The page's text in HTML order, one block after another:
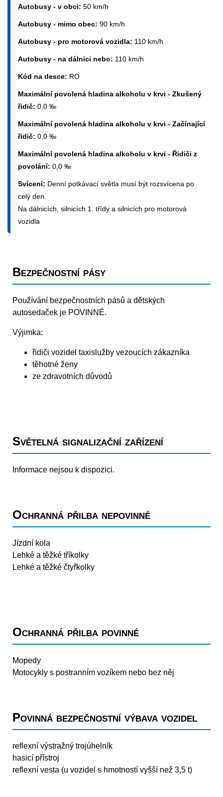
Autobusy - v obci: 50 km/h
Autobusy - mimo obec: 90 km/h
Autobusy - pro motorová vozidla: 110 km/h
Autobusy - na dálnici nebo: 110 km/h
Kód na desce: RO
Maximální povolená hladina alkoholu v krvi - Zkušený
řidič: 0,0 ‰
Maximální povolená hladina alkoholu v krvi - Začínající
řidič: 0,0 ‰
Maximální povolená hladina alkoholu v krvi - Řidiči z
povolání: 0,0 ‰
Svícení: Denní potkávací světla musí být rozsvícena po
celý den.
Na dálnicích, silnicích 1. třídy a silnicích pro motorová
vozidla
Bezpečnostní pásy
Používání bezpečnostních pásů a dětských
autosedaček je POVINNÉ.
Výjimka:
řidiči vozidel taxislužby vezoucích zákazníka
těhotné ženy
ze zdravotních důvodů
Světelná signalizační zařízení
Informace nejsou k dispozici.
Ochranná přilba nepovinné
Jízdní kola
Lehké a těžké tříkolky
Lehké a těžké čtyřkolky
Ochranná přilba povinné
Mopedy
Motocykly s postranním vozíkem nebo bez něj
Povinná bezpečnostní výbava vozidel
reflexní výstražný trojúhelník
hasicí přístroj
reflexní vesta (u vozidel s hmotností vyšší než 3,5 t)